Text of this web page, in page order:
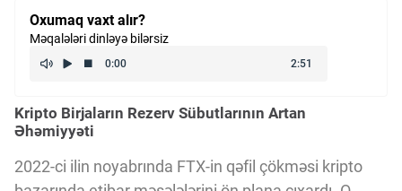
Oxumaq vaxt alır?
Məqalələri dinləyə bilərsiz
Kripto Birjaların Rezerv Sübutlarının Artan
Əhəmiyyəti
2022-ci ilin noyabrında FTX-in qəfil çökməsi kripto